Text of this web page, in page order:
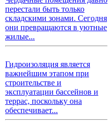
перестали быть только
складскими зонами. Сегодня
они превращаются в уютные
жилые...
Гидроизоляция является
важнейшим этапом при
строительстве и
эксплуатации бассейнов и
террас, поскольку она
обеспечивает...